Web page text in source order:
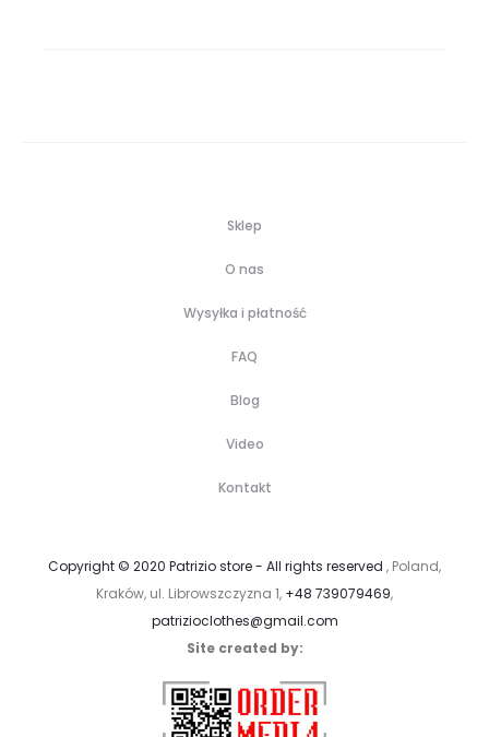
Sklep
O nas
Wysyłka i płatność
FAQ
Blog
Video
Kontakt
Copyright © 2020 Patrizio store - All rights reserved , Poland,
Kraków, ul. Librowszczyzna 1, +48 739079469,
patrizioclothes@gmail.com
Site created by: